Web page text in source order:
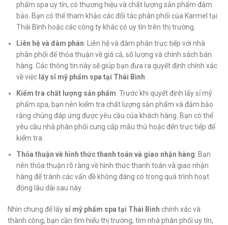
phẩm spa uy tín, có thương hiệu và chất lượng sản phẩm đảm
bảo. Bạn có thể tham khảo các đối tác phân phối của Karmel tại
Thái Bình hoặc các công ty khác có uy tín trên thị trường.
Liên hệ và đàm phán: Liên hệ và đàm phán trực tiếp với nhà
phân phối để thỏa thuận về giá cả, số lượng và chính sách bán
hàng. Các thông tin này sẽ giúp bạn đưa ra quyết định chính xác
về việc lấy sỉ mỹ phẩm spa tại Thái Bình
Kiểm tra chất lượng sản phẩm: Trước khi quyết định lấy sỉ mỹ
phẩm spa, bạn nên kiểm tra chất lượng sản phẩm và đảm bảo
rằng chúng đáp ứng được yêu cầu của khách hàng. Bạn có thể
yêu cầu nhà phân phối cung cấp mẫu thử hoặc đến trực tiếp để
kiểm tra.
Thỏa thuận về hình thức thanh toán và giao nhận hàng: Bạn
nên thỏa thuận rõ ràng về hình thức thanh toán và giao nhận
hàng để tránh các vấn đề không đáng có trong quá trình hoạt
động lâu dài sau này.
Nhìn chung để lấy sỉ mỹ phẩm spa tại Thái Bình chính xác và
thành công, bạn cần tìm hiểu thị trường, tìm nhà phân phối uy tín,